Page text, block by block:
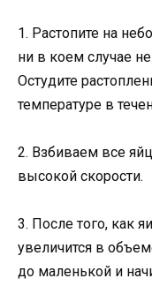
1. Растопите на
ни в коем случае
Остудите
температуре в
2. Взбиваем все
высокой скорости.
3. После того, как
увеличится в
до маленькой и